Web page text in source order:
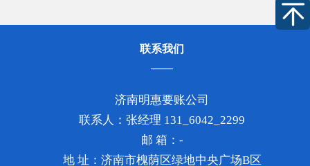
根据案件排期情况确定调解或开庭时间。通常在立案后的
1-2个月左右可能安排调解，但这不是绝对的。如果该案
联系我们
济南明惠要账公司
联系人：张经理 131_6042_2299
邮 箱：-
地 址：济南市槐荫区绿地中央广场B区